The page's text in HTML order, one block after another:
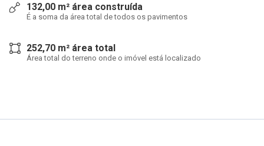
132,00 m² área construída
É a soma da área total de todos os pavimentos
252,70 m² área total
Área total do terreno onde o imóvel está localizado